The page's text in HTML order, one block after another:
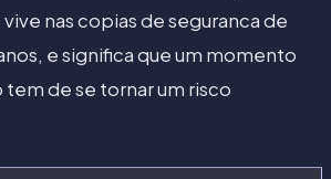
nas copias de seguranca de
e significa que um momento
tem de se tornar um risco